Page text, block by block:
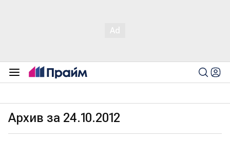
Архив за 24.10.2012